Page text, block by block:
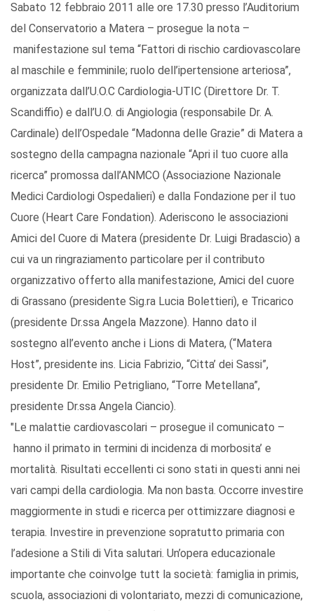
Sabato 12 febbraio 2011 alle ore 17.30 presso l’Auditorium
del Conservatorio a Matera – prosegue la nota –
manifestazione sul tema “Fattori di rischio cardiovascolare
al maschile e femminile; ruolo dell’ipertensione arteriosa”,
organizzata dall’U.O.C Cardiologia-UTIC (Direttore Dr. T.
Scandiffio) e dall’U.O. di Angiologia (responsabile Dr. A.
Cardinale) dell’Ospedale “Madonna delle Grazie” di Matera a
sostegno della campagna nazionale “Apri il tuo cuore alla
ricerca” promossa dall’ANMCO (Associazione Nazionale
Medici Cardiologi Ospedalieri) e dalla Fondazione per il tuo
Cuore (Heart Care Fondation). Aderiscono le associazioni
Amici del Cuore di Matera (presidente Dr. Luigi Bradascio) a
cui va un ringraziamento particolare per il contributo
organizzativo offerto alla manifestazione, Amici del cuore
di Grassano (presidente Sig.ra Lucia Bolettieri), e Tricarico
(presidente Dr.ssa Angela Mazzone). Hanno dato il
sostegno all’evento anche i Lions di Matera, (“Matera
Host”, presidente ins. Licia Fabrizio, “Citta’ dei Sassi”,
presidente Dr. Emilio Petrigliano, “Torre Metellana”,
presidente Dr.ssa Angela Ciancio).
"Le malattie cardiovascolari – prosegue il comunicato –
hanno il primato in termini di incidenza di morbosita’ e
mortalità. Risultati eccellenti ci sono stati in questi anni nei
vari campi della cardiologia. Ma non basta. Occorre investire
maggiormente in studi e ricerca per ottimizzare diagnosi e
terapia. Investire in prevenzione sopratutto primaria con
l’adesione a Stili di Vita salutari. Un’opera educazionale
importante che coinvolge tutt la società: famiglia in primis,
scuola, associazioni di volontariato, mezzi di comunicazione,